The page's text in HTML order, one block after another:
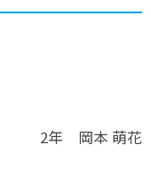
2年 岡本 萌花